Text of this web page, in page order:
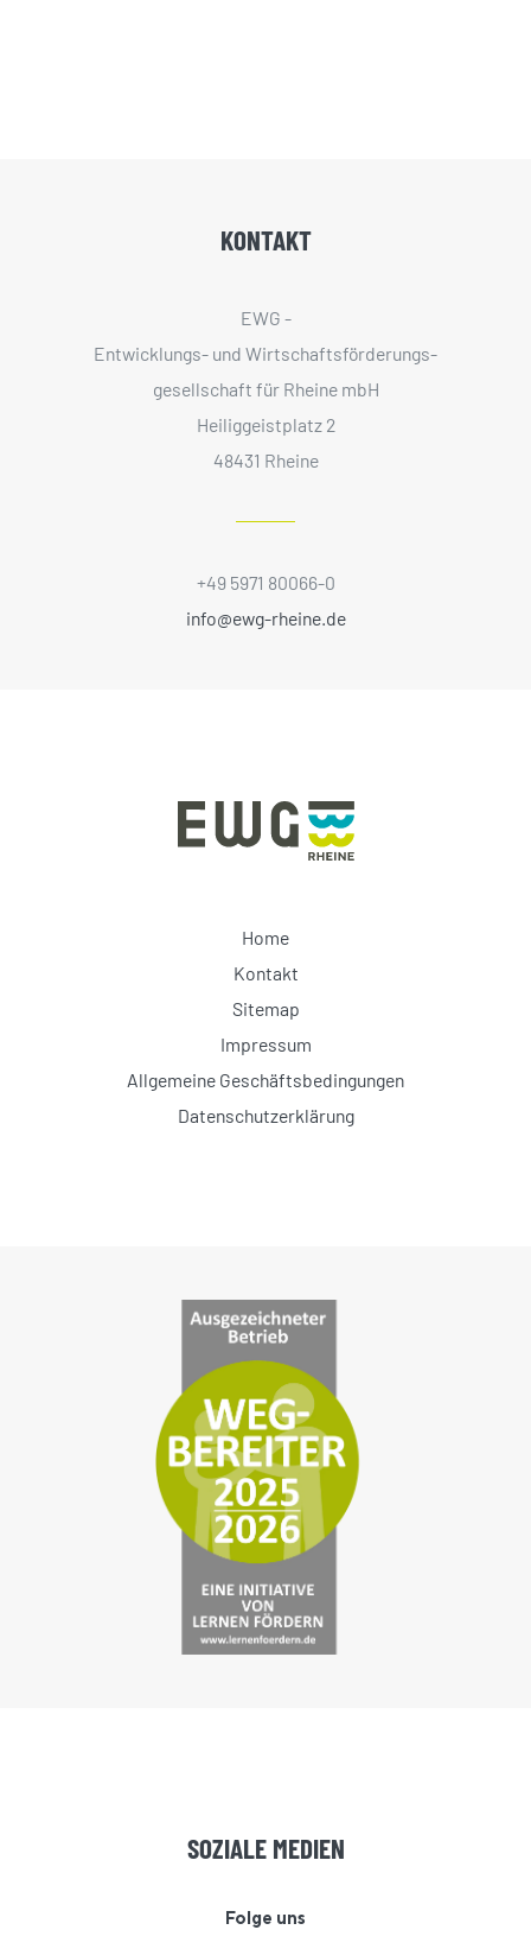
KONTAKT
EWG -
Entwicklungs- und Wirtschaftsförderungs­
gesellschaft für Rheine mbH
Heiliggeistplatz 2
48431 Rheine
+49 5971 80066-0
info@ewg-rheine.de
Home
Kontakt
Sitemap
Impressum
Allgemeine Geschäftsbedingungen
Datenschutzerklärung
SOZIALE MEDIEN
Folge uns